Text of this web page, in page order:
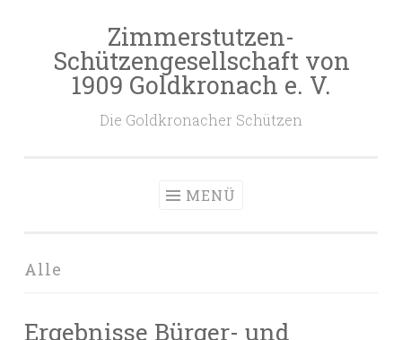
Inhalt
springen
Zimmerstutzen-
Schützengesellschaft von
1909 Goldkronach e. V.
Die Goldkronacher Schützen
MENÜ
Alle
Ergebnisse Bürger- und